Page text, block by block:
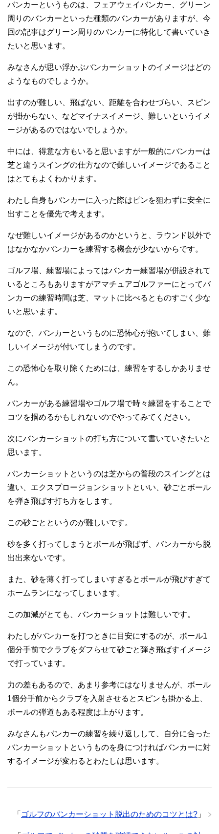
バンカーというものは、フェアウェイバンカー、グリーン
周りのバンカーといった種類のバンカーがありますが、今
回の記事はグリーン周りのバンカーに特化して書いていき
たいと思います。
みなさんが思い浮かぶバンカーショットのイメージはどの
ようなものでしょうか。
出すのが難しい、飛ばない、距離を合わせづらい、スピン
が掛からない、などマイナスイメージ、難しいというイメ
ージがあるのではないでしょうか。
中には、得意な方もいると思いますが一般的にバンカーは
芝と違うスイングの仕方なので難しいイメージであること
はとてもよくわかります。
わたし自身もバンカーに入った際はピンを狙わずに安全に
出すことを優先で考えます。
なぜ難しいイメージがあるのかというと、ラウンド以外で
はなかなかバンカーを練習する機会が少ないからです。
ゴルフ場、練習場によってはバンカー練習場が併設されて
いるところもありますがアマチュアゴルファーにとってバ
ンカーの練習時間は芝、マットに比べるとものすごく少な
いと思います。
なので、バンカーというものに恐怖心が抱いてしまい、難
しいイメージが付いてしまうのです。
この恐怖心を取り除くためには、練習をするしかありませ
ん。
バンカーがある練習場やゴルフ場で時々練習をすることで
コツを掴めるかもしれないのでやってみてください。
次にバンカーショットの打ち方について書いていきたいと
思います。
バンカーショットというのは芝からの普段のスイングとは
違い、エクスプロージョンショットといい、砂ごとボール
を弾き飛ばす打ち方をします。
この砂ごとというのが難しいです。
砂を多く打ってしまうとボールが飛ばず、バンカーから脱
出出来ないです。
また、砂を薄く打ってしまいすぎるとボールが飛びすぎて
ホームランになってしまいます。
この加減がとても、バンカーショットは難しいです。
わたしがバンカーを打つときに目安にするのが、ボール1
個分手前でクラブをダフらせて砂ごと弾き飛ばすイメージ
で打っています。
力の差もあるので、あまり参考にはなりませんが、ボール
1個分手前からクラブを入射させるとスピンも掛かる上、
ボールの弾道もある程度は上がります。
みなさんもバンカーの練習を繰り返しして、自分に合った
バンカーショットというものを身につければバンカーに対
するイメージが変わるとわたしは思います。
「 ゴルフのバンカーショット脱出のためのコツとは? 」